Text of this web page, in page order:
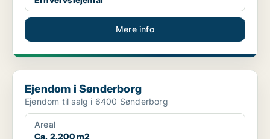
Mere info
Ejendom i Sønderborg
Ejendom i Sønderborg
Ejendom til salg i 6400 Sønderborg
Areal
Ca. 2.200 m2